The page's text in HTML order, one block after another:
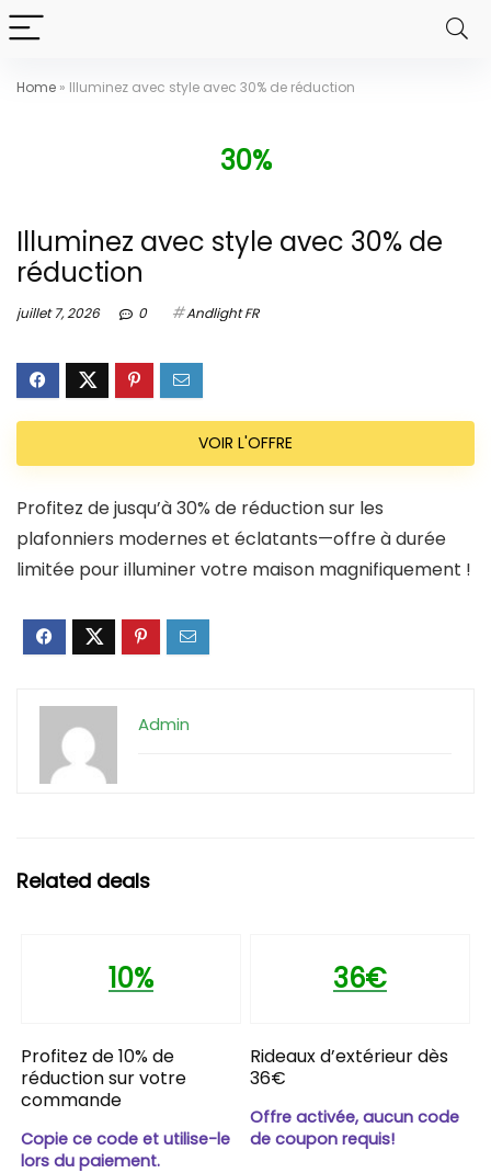
Home » Illuminez avec style avec 30% de réduction
30%
Illuminez avec style avec 30% de
réduction
juillet 7, 2026 0 Andlight FR
VOIR L'OFFRE
Profitez de jusqu’à 30% de réduction sur les
plafonniers modernes et éclatants—offre à durée
limitée pour illuminer votre maison magnifiquement !
Admin
Related deals
10%
Profitez de 10% de
réduction sur votre
commande
Copie ce code et utilise-le
lors du paiement.
36€
Rideaux d’extérieur dès
36€
Offre activée, aucun code
de coupon requis!